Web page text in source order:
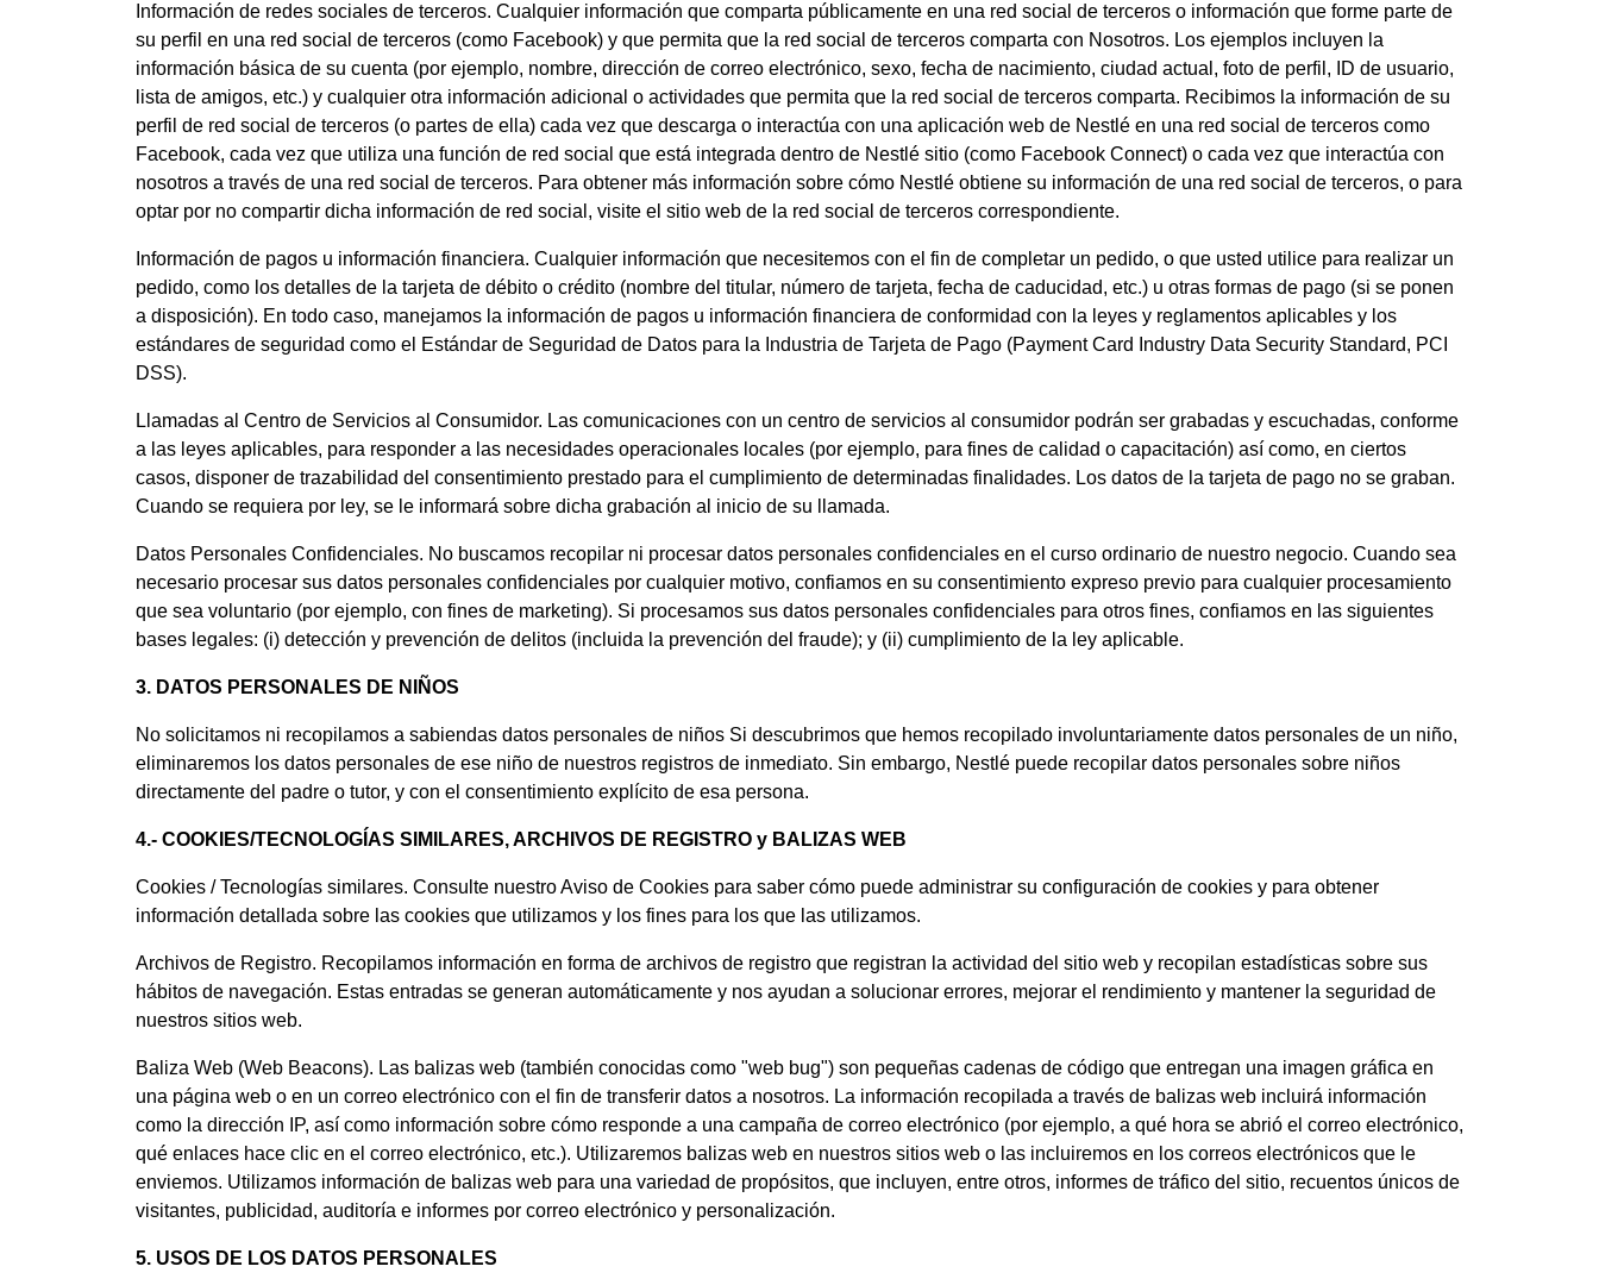
Información de redes sociales de terceros. Cualquier información que comparta públicamente en una red social de terceros o información que forme parte de
su perfil en una red social de terceros (como Facebook) y que permita que la red social de terceros comparta con Nosotros. Los ejemplos incluyen la
información básica de su cuenta (por ejemplo, nombre, dirección de correo electrónico, sexo, fecha de nacimiento, ciudad actual, foto de perfil, ID de usuario,
lista de amigos, etc.) y cualquier otra información adicional o actividades que permita que la red social de terceros comparta. Recibimos la información de su
perfil de red social de terceros (o partes de ella) cada vez que descarga o interactúa con una aplicación web de Nestlé en una red social de terceros como
Facebook, cada vez que utiliza una función de red social que está integrada dentro de Nestlé sitio (como Facebook Connect) o cada vez que interactúa con
nosotros a través de una red social de terceros. Para obtener más información sobre cómo Nestlé obtiene su información de una red social de terceros, o para
optar por no compartir dicha información de red social, visite el sitio web de la red social de terceros correspondiente.
Información de pagos u información financiera. Cualquier información que necesitemos con el fin de completar un pedido, o que usted utilice para realizar un
pedido, como los detalles de la tarjeta de débito o crédito (nombre del titular, número de tarjeta, fecha de caducidad, etc.) u otras formas de pago (si se ponen
a disposición). En todo caso, manejamos la información de pagos u información financiera de conformidad con la leyes y reglamentos aplicables y los
estándares de seguridad como el Estándar de Seguridad de Datos para la Industria de Tarjeta de Pago (Payment Card Industry Data Security Standard, PCI
DSS).
Llamadas al Centro de Servicios al Consumidor. Las comunicaciones con un centro de servicios al consumidor podrán ser grabadas y escuchadas, conforme
a las leyes aplicables, para responder a las necesidades operacionales locales (por ejemplo, para fines de calidad o capacitación) así como, en ciertos
casos, disponer de trazabilidad del consentimiento prestado para el cumplimiento de determinadas finalidades. Los datos de la tarjeta de pago no se graban.
Cuando se requiera por ley, se le informará sobre dicha grabación al inicio de su llamada.
Datos Personales Confidenciales. No buscamos recopilar ni procesar datos personales confidenciales en el curso ordinario de nuestro negocio. Cuando sea
necesario procesar sus datos personales confidenciales por cualquier motivo, confiamos en su consentimiento expreso previo para cualquier procesamiento
que sea voluntario (por ejemplo, con fines de marketing). Si procesamos sus datos personales confidenciales para otros fines, confiamos en las siguientes
bases legales: (i) detección y prevención de delitos (incluida la prevención del fraude); y (ii) cumplimiento de la ley aplicable.
3. DATOS PERSONALES DE NIÑOS
No solicitamos ni recopilamos a sabiendas datos personales de niños Si descubrimos que hemos recopilado involuntariamente datos personales de un niño,
eliminaremos los datos personales de ese niño de nuestros registros de inmediato. Sin embargo, Nestlé puede recopilar datos personales sobre niños
directamente del padre o tutor, y con el consentimiento explícito de esa persona.
4.- COOKIES/TECNOLOGÍAS SIMILARES, ARCHIVOS DE REGISTRO y BALIZAS WEB
Cookies / Tecnologías similares. Consulte nuestro Aviso de Cookies para saber cómo puede administrar su configuración de cookies y para obtener
información detallada sobre las cookies que utilizamos y los fines para los que las utilizamos.
Archivos de Registro. Recopilamos información en forma de archivos de registro que registran la actividad del sitio web y recopilan estadísticas sobre sus
hábitos de navegación. Estas entradas se generan automáticamente y nos ayudan a solucionar errores, mejorar el rendimiento y mantener la seguridad de
nuestros sitios web.
Baliza Web (Web Beacons). Las balizas web (también conocidas como "web bug") son pequeñas cadenas de código que entregan una imagen gráfica en
una página web o en un correo electrónico con el fin de transferir datos a nosotros. La información recopilada a través de balizas web incluirá información
como la dirección IP, así como información sobre cómo responde a una campaña de correo electrónico (por ejemplo, a qué hora se abrió el correo electrónico,
qué enlaces hace clic en el correo electrónico, etc.). Utilizaremos balizas web en nuestros sitios web o las incluiremos en los correos electrónicos que le
enviemos. Utilizamos información de balizas web para una variedad de propósitos, que incluyen, entre otros, informes de tráfico del sitio, recuentos únicos de
visitantes, publicidad, auditoría e informes por correo electrónico y personalización.
5. USOS DE LOS DATOS PERSONALES